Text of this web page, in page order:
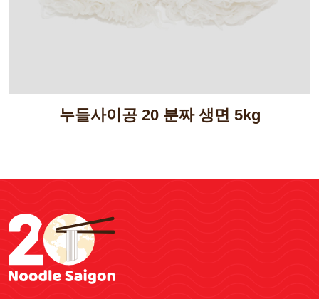
누들사이공 20 분짜 생면 5kg